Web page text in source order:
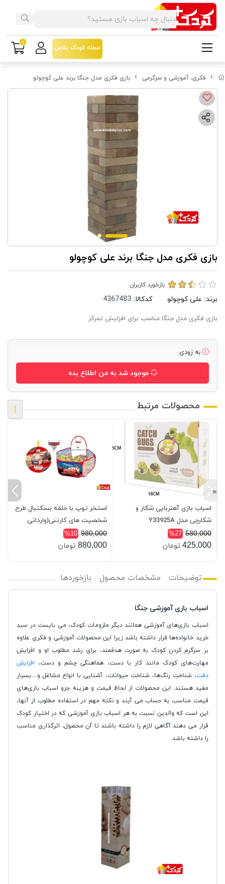
فکری، آموزشی و سرگرمی بازی فکری مدل جنگا برند علی کوچولو
بازی فکری مدل جنگا برند علی کوچولو
بازخورد کاربران
برند: علی کوچولو کدکالا:
بازی فکری مدل جنگا مناسب برای افزایش تمرکز
به زودی
موجود شد به من اطلاع بده
محصولات مرتبط
اسباب بازی آهنربایی شکار و
شکارچی مدل Y33925A
580,000
%27
425,000 تومان
استخر توپ با حلقه بسکتبال طرح
شخصیت های کارتنی(وارداتی
اصلی)
980,000
%10
880,000 تومان
توضیحات مشخصات محصول بازخوردها
اسباب بازی آموزشی جنگا
اسباب بازی‌های آموزشی همانند دیگر ملزومات کودک، می بایست در سبد
خرید خانواده‌ها قرار داشته باشد زیرا این محصولات آموزشی و فکری علاوه
بر سرگرم کردن کودک به صورت هدفمند، برای رشد مطلوب او و افزایش
مهارت‌های کودک مانند کار با دست، هماهنگی چشم و دست، افزایش
دقت، شناخت رنگ‌ها، شناخت حیوانات، آشنایی با انواع مشاغل و....بسیار
مفید هستند. این محصولات از لحاظ قیمت و هزینه جزو اسباب بازی‌های
قیمت مناسب به حساب می آیند و نکته مهم در استفاده مطلوب از آنها،
این است که والدین نسبت به هر اسباب بازی آموزشی که در اختیار کودک
قرار می دهند آگاهی لازم را داشته باشند تا آن محصول، اثرگذاری مناسب
را داشته باشد.
مجله کودک پلاس
0